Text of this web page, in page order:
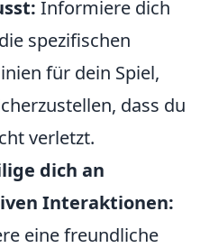
Informiere dich
spezifischen
für dein Spiel,
dass du
verletzt.
dich an
Interaktionen:
eine freundliche